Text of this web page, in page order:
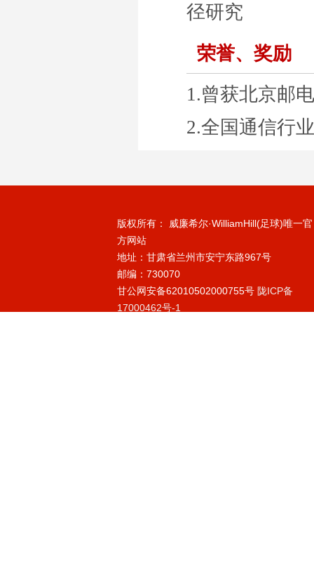
径研究
荣誉、奖励
1.曾获北京邮
2.全国通信行
版权所有： 威廉希尔·WilliamHill(足球)唯一官
方网站
地址：甘肃省兰州市安宁东路967号
邮编：730070
甘公网安备62010502000755号 陇ICP备
17000462号-1